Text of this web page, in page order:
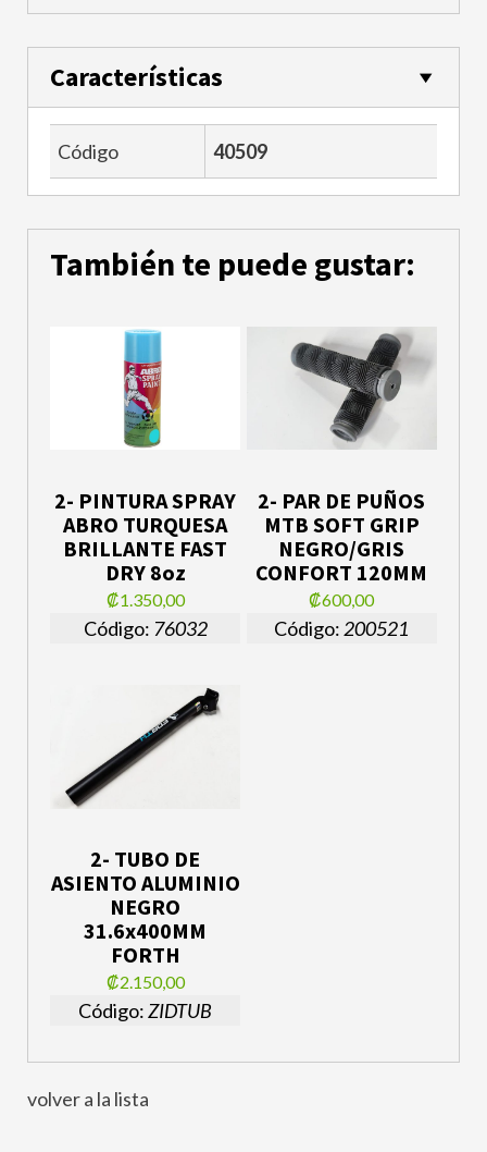
Características
Código 40509
También te puede gustar:
2- PINTURA SPRAY
ABRO TURQUESA
BRILLANTE FAST
DRY 8oz
₡1.350,00
Código: 76032
2- PAR DE PUÑOS
MTB SOFT GRIP
NEGRO/GRIS
CONFORT 120MM
₡600,00
Código: 200521
2- TUBO DE
ASIENTO ALUMINIO
NEGRO
31.6x400MM
FORTH
₡2.150,00
Código:ZIDTUB
volver a la lista